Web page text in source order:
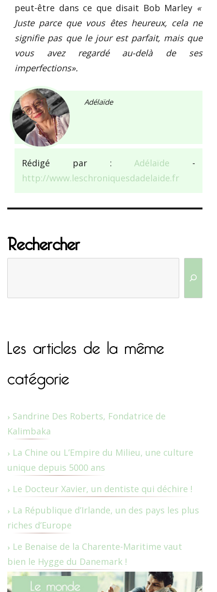
peut-être dans ce que disait Bob Marley «
Juste parce que vous êtes heureux, cela ne
signifie pas que le jour est parfait, mais que
vous avez regardé au-delà de ses
imperfections».
Adélaïde
Rédigé par :Adélaïde -
http://www.leschroniquesdadelaide.fr
Rechercher
Les articles de la même
catégorie
Sandrine Des Roberts, Fondatrice de
Kalimbaka
La Chine ou L’Empire du Milieu, une culture
unique depuis 5000 ans
Le Docteur Xavier, un dentiste qui déchire !
La République d’Irlande, un des pays les plus
riches d’Europe
Le Benaise de la Charente-Maritime vaut
bien le Hygge du Danemark !